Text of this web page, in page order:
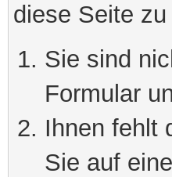
diese Seite
Sie sind
Formular
Ihnen fehlt
Sie auf